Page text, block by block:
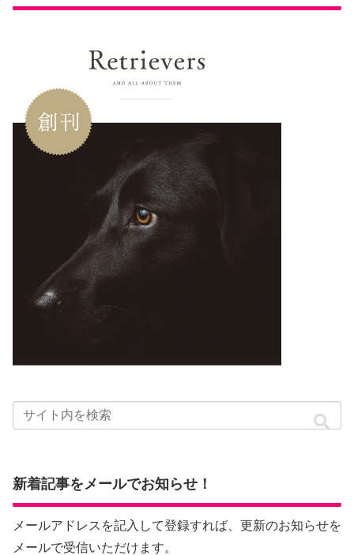
新着記事をメールでお知らせ！
メールアドレスを記入して登録すれば、更新のお知らせを
メールで受信いただけます。